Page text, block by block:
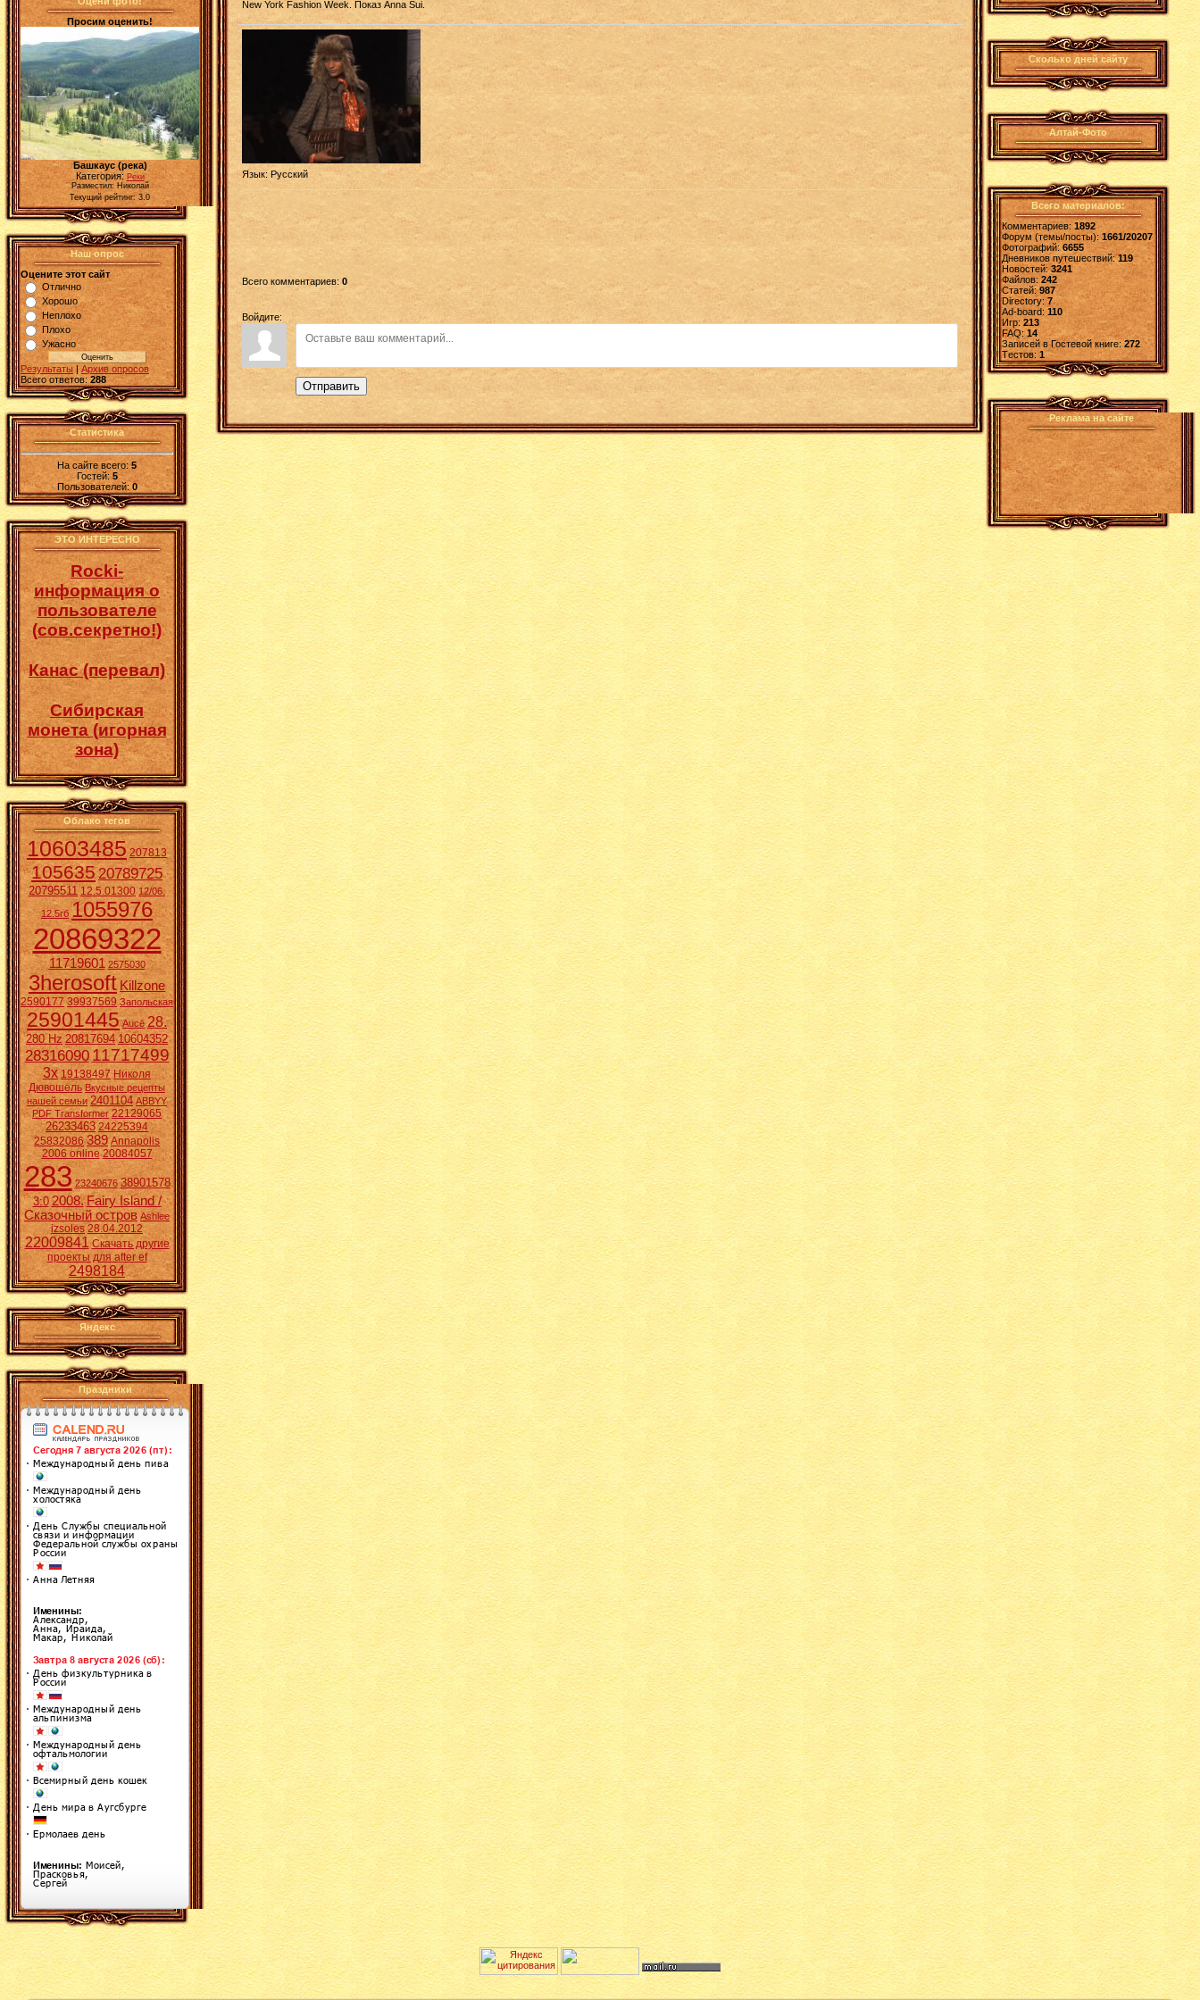
Просим оценить!
Башкаус (река)
Категория: Реки
Разместил: Николай
Текущий рейтинг: 3.0
Наш опрос
Оцените этот сайт
Отлично
Хорошо
Неплохо
Плохо
Ужасно
Результаты | Архив опросов
Всего ответов: 288
Статистика
На сайте всего:5
Гостей:5
Пользователей: 0
ЭТО ИНТЕРЕСНО
Rocki-
информация о
пользователе
(сов.секретно!)
Канас (перевал)
Сибирская
монета (игорная
зона)
Облако тегов
10603485 207813
10563520789725
20795511 12.5.01300 12/06.
12.5гб 1055976
20869322
11719601 2575030
3herosoft Killzone
2590177 39937569 Запольская
25901445 Aucē 28.
280 Hz 20817694 10604352
2831609011717499
3x 19138497 Николя
Дювошель Вкусные рецепты
нашей семьи 2401104 ABBYY
PDF Transformer 22129065
26233463 24225394
25832086 389 Annapolis
2006 online 20084057
283 23240676 38901578
3:0 2008. Fairy Island /
Сказочный остров Ashlee
izsoles 28.04.2012
22009841 Скачать другие
проекты для after ef
2498184
Яндекс
Праздники
New York Fashion Week. Показ Anna Sui.
Язык: Русский
Всего комментариев: 0
Войдите:
Отправить
Сколько дней сайту
Алтай-Фото
Всего материалов:
Комментариев: 1892
Форум (темы/посты):1661/20207
Фотографий:6655
Дневников путешествий:119
Новостей:3241
Файлов: 242
Статей:987
Directory: 7
Ad-board:110
Игр: 213
FAQ:14
Записей в Гостевой книге:272
Tестов: 1
Реклама на сайте